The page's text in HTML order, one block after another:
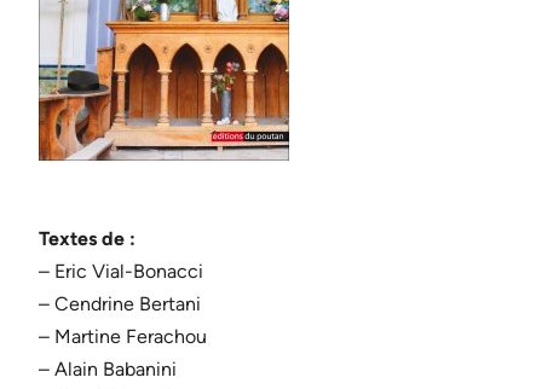
Textes de :
– Eric Vial-Bonacci
– Cendrine Bertani
– Martine Ferachou
– Alain Babanini